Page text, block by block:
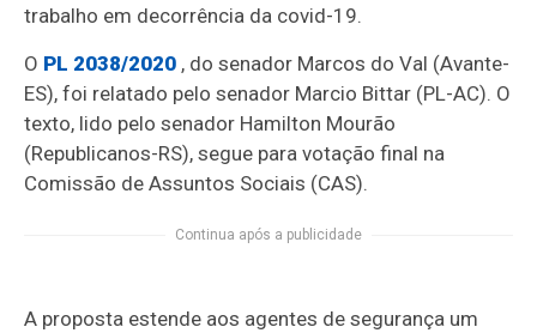
trabalho em decorrência da covid-19.
O PL 2038/2020 , do senador Marcos do Val (Avante-
ES), foi relatado pelo senador Marcio Bittar (PL-AC). O
texto, lido pelo senador Hamilton Mourão
(Republicanos-RS), segue para votação final na
Comissão de Assuntos Sociais (CAS).
Continua após a publicidade
A proposta estende aos agentes de segurança um